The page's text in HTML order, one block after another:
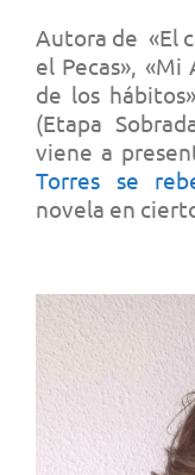
Autora de «El
el Pecas» , «Mi
de los hábitos»
(Etapa
viene a
Torres se
novela en